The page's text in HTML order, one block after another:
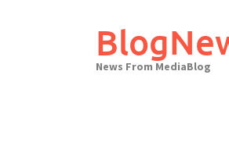
News From MediaBlog